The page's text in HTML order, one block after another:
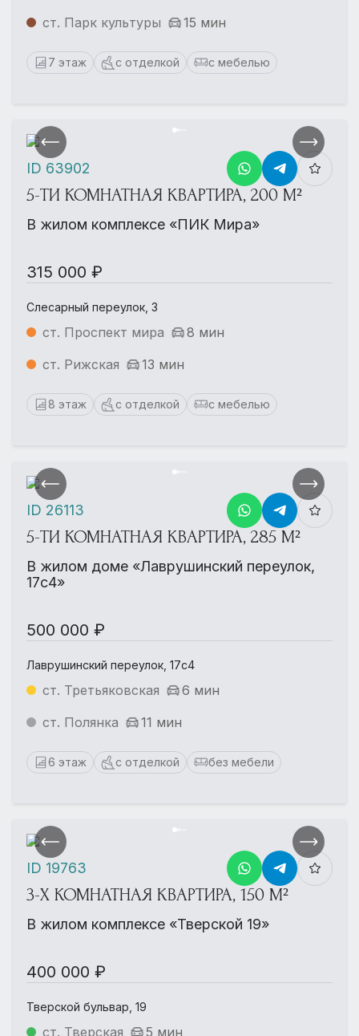
ст. Парк культуры
15 мин
7 этаж с отделкой с мебелью
5-ТИ КОМНАТНАЯ КВАРТИРА, 200 М²
В жилом комплексе «ПИК Мира»
315 000 ₽
Слесарный переулок, 3
ст. Проспект мира
8 мин
ст. Рижская
13 мин
8 этаж с отделкой с мебелью
ID 63902
5-ТИ КОМНАТНАЯ КВАРТИРА, 285 М²
В жилом доме «Лаврушинский переулок,
17с4»
500 000 ₽
Лаврушинский переулок, 17с4
ст. Третьяковская
6 мин
ст. Полянка
11 мин
6 этаж с отделкой без мебели
ID 26113
3-Х КОМНАТНАЯ КВАРТИРА, 150 М²
В жилом комплексе «Тверской 19»
400 000 ₽
Тверской бульвар, 19
ст. Тверская 5 мин
ID 19763